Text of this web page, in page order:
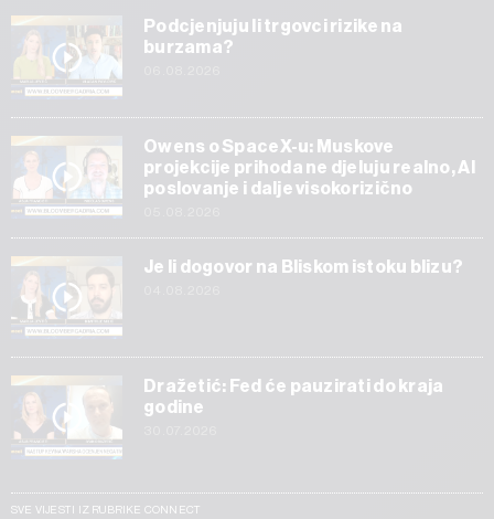
Podcjenjuju li trgovci rizike na
burzama?
Owens o SpaceX-u: Muskove
projekcije prihoda ne djeluju realno, AI
poslovanje i dalje visokorizično
Je li dogovor na Bliskom istoku blizu?
Dražetić: Fed će pauzirati do kraja
godine
SVE VIJESTI IZ RUBRIKE CONNECT